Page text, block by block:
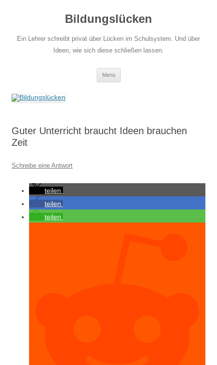
Bildungslücken
Ein Lehrer schreibt privat über Lücken im Schulsystem. Und über
Ideen, wie sich diese schließen lassen.
Menü
Guter Unterricht braucht Ideen brauchen
Zeit
Schreibe eine Antwort
teilen
teilen
teilen